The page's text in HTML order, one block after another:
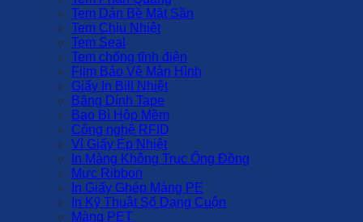
Tem Dán Bề Mặt Sần
Tem Chịu Nhiệt
Tem Seal
Tem chống tĩnh điện
Film Bảo Vệ Màn Hình
Giấy In Bill Nhiệt
Băng Dính Tape
Bao Bì Hộp Mềm
Công nghệ RFID
Vỉ Giấy Ép Nhiệt
In Màng Không Trục Ống Đồng
Mực Ribbon
In Giấy Ghép Màng PE
In Kỹ Thuật Số Dạng Cuộn
Màng PET